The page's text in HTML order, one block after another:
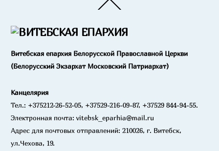
To
Витебская епархия Белорусской Православной Церкви
(Белорусский Экзархат Московский Патриархат)
Канцелярия
Тел.: +375212-26-52-05, +37529-216-09-87, +37529 844-94-55.
Электронная почта: vitebsk_eparhia@mail.ru
Адрес для почтовых отправлений: 210026, г. Витебск,
ул.Чехова, 19.